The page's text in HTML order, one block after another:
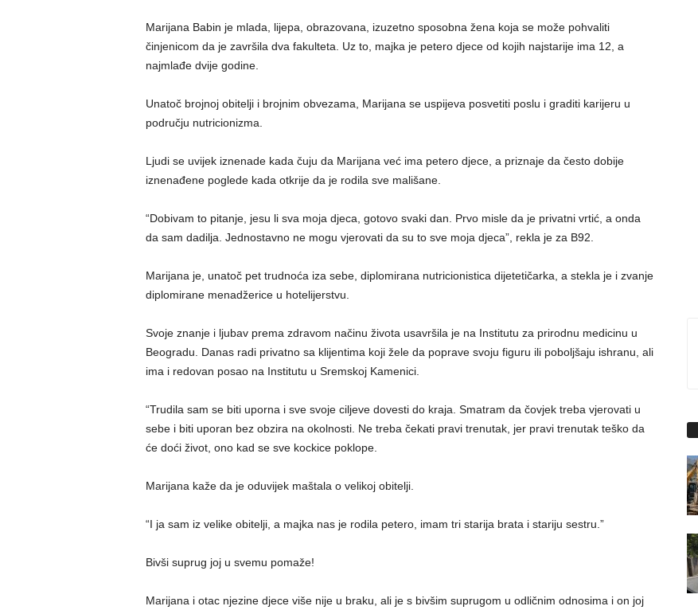
Marijana Babin je mlada, lijepa, obrazovana, izuzetno sposobna žena koja se može pohvaliti
činjenicom da je završila dva fakulteta. Uz to, majka je petero djece od kojih najstarije ima 12, a
najmlađe dvije godine.
Unatoč brojnoj obitelji i brojnim obvezama, Marijana se uspijeva posvetiti poslu i graditi karijeru u
području nutricionizma.
Ljudi se uvijek iznenade kada čuju da Marijana već ima petero djece, a priznaje da često dobije
iznenađene poglede kada otkrije da je rodila sve mališane.
“Dobivam to pitanje, jesu li sva moja djeca, gotovo svaki dan. Prvo misle da je privatni vrtić, a onda
da sam dadilja. Jednostavno ne mogu vjerovati da su to sve moja djeca”, rekla je za B92.
Marijana je, unatoč pet trudnoća iza sebe, diplomirana nutricionistica dijetetičarka, a stekla je i zvanje
diplomirane menadžerice u hotelijerstvu.
Svoje znanje i ljubav prema zdravom načinu života usavršila je na Institutu za prirodnu medicinu u
Beogradu. Danas radi privatno sa klijentima koji žele da poprave svoju figuru ili poboljšaju ishranu, ali
ima i redovan posao na Institutu u Sremskoj Kamenici.
“Trudila sam se biti uporna i sve svoje ciljeve dovesti do kraja. Smatram da čovjek treba vjerovati u
sebe i biti uporan bez obzira na okolnosti. Ne treba čekati pravi trenutak, jer pravi trenutak teško da
će doći život, ono kad se sve kockice poklope.
Marijana kaže da je oduvijek maštala o velikoj obitelji.
“I ja sam iz velike obitelji, a majka nas je rodila petero, imam tri starija brata i stariju sestru.”
Bivši suprug joj u svemu pomaže!
Marijana i otac njezine djece više nije u braku, ali je s bivšim suprugom u odličnim odnosima i on joj